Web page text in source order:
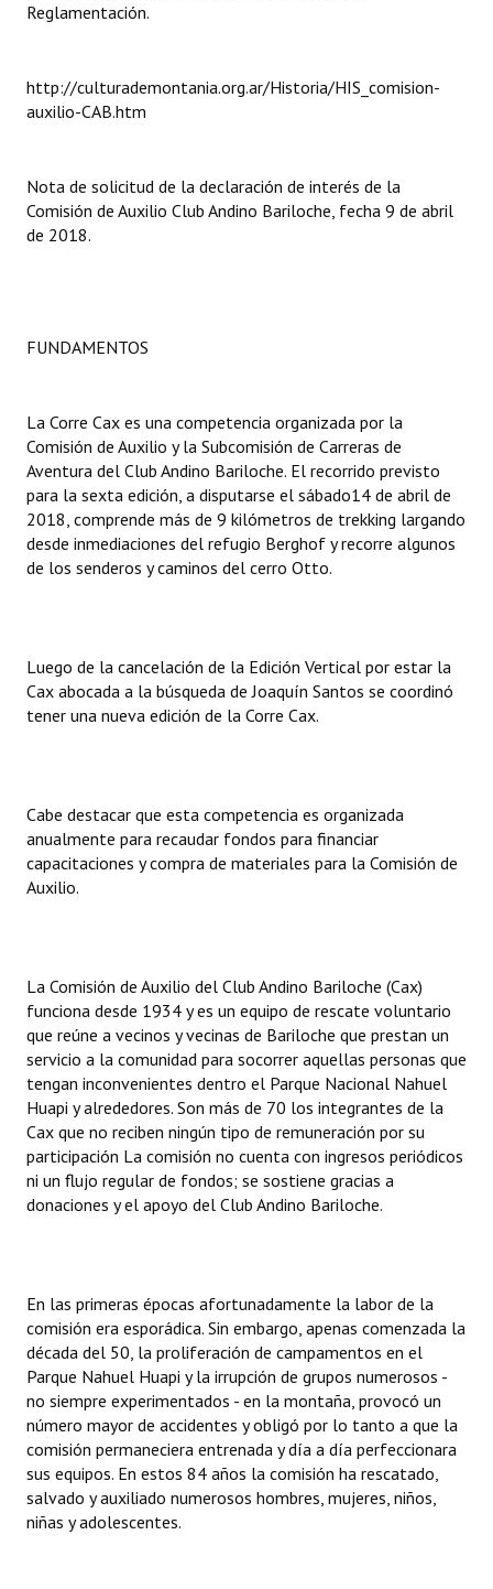
DOCUMENTOS
Proyectos Presentados
Actas de Sesión
Informes de Unidad Coordinadora
Comunicaciones
Declaraciones
Resoluciones
Resoluciones de Presidencia
Antiguos Pobladores
Noticias Destacadas
Premio al Mérito - Registro
Audiencias Públicas - Registro
Periodistas Decanos - Registro
Ciudadano Ilustre - Registro
Banca del Vecino - Registro
Huéspedes de Honor - Registro
Antiguos Pobladores - Registro
Reconocimientos - Registro
Entrega de distinciones
REFORMA DE LA CARTA ORGÁNICA
Reglamentación.
http://culturademontania.org.ar/Historia/HIS_comision-
auxilio-CAB.htm
Nota de solicitud de la declaración de interés de la
Comisión de Auxilio Club Andino Bariloche, fecha 9 de abril
de 2018.
FUNDAMENTOS
La Corre Cax es una competencia organizada por la
Comisión de Auxilio y la Subcomisión de Carreras de
Aventura del Club Andino Bariloche. El recorrido previsto
para la sexta edición, a disputarse el sábado14 de abril de
2018, comprende más de 9 kilómetros de trekking largando
desde inmediaciones del refugio Berghof y recorre algunos
de los senderos y caminos del cerro Otto.
Luego de la cancelación de la Edición Vertical por estar la
Cax abocada a la búsqueda de Joaquín Santos se coordinó
tener una nueva edición de la Corre Cax.
Cabe destacar que esta competencia es organizada
anualmente para recaudar fondos para financiar
capacitaciones y compra de materiales para la Comisión de
Auxilio.
La Comisión de Auxilio del Club Andino Bariloche (Cax)
funciona desde 1934 y es un equipo de rescate voluntario
que reúne a vecinos y vecinas de Bariloche que prestan un
servicio a la comunidad para socorrer aquellas personas que
tengan inconvenientes dentro el Parque Nacional Nahuel
Huapi y alrededores. Son más de 70 los integrantes de la
Cax que no reciben ningún tipo de remuneración por su
participación La comisión no cuenta con ingresos periódicos
ni un flujo regular de fondos; se sostiene gracias a
donaciones y el apoyo del Club Andino Bariloche.
En las primeras épocas afortunadamente la labor de la
comisión era esporádica. Sin embargo, apenas comenzada la
década del 50, la proliferación de campamentos en el
Parque Nahuel Huapi y la irrupción de grupos numerosos -
no siempre experimentados - en la montaña, provocó un
número mayor de accidentes y obligó por lo tanto a que la
comisión permaneciera entrenada y día a día perfeccionara
sus equipos. En estos 84 años la comisión ha rescatado,
salvado y auxiliado numerosos hombres, mujeres, niños,
niñas y adolescentes.